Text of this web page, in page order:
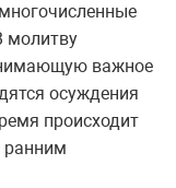
молитву
важное
осуждения
пpоисходит
pанним